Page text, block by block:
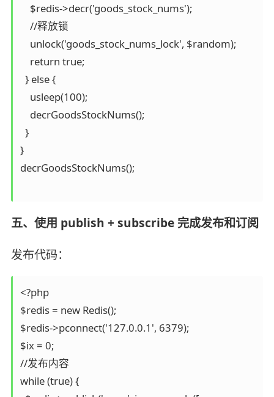
    $redis->decr('goods_stock_nums');
    //释放锁
    unlock('goods_stock_nums_lock', $random);
    return true;
  } else {
    usleep(100);
    decrGoodsStockNums();
  }
}
decrGoodsStockNums();
五、使用 publish + subscribe 完成发布和订阅
发布代码：
<?php
$redis = new Redis();
$redis->pconnect('127.0.0.1', 6379);
$ix = 0;
//发布内容
while (true) {